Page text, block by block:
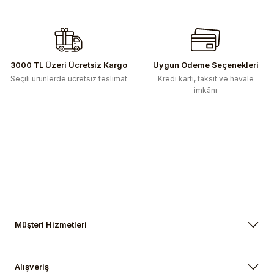
Gönder
3000 TL Üzeri Ücretsiz Kargo
Seçili ürünlerde ücretsiz teslimat
Uygun Ödeme Seçenekleri
Kredi kartı, taksit ve havale
imkânı
Müşteri Hizmetleri
Alışveriş